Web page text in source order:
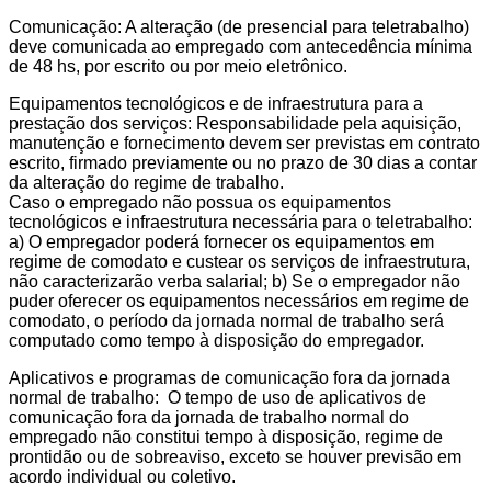
Comunicação: A alteração (de presencial para teletrabalho)
deve comunicada ao empregado com antecedência mínima
de 48 hs, por escrito ou por meio eletrônico.
Equipamentos tecnológicos e de infraestrutura para a
prestação dos serviços: Responsabilidade pela aquisição,
manutenção e fornecimento devem ser previstas em contrato
escrito, firmado previamente ou no prazo de 30 dias a contar
da alteração do regime de trabalho.
Caso o empregado não possua os equipamentos
tecnológicos e infraestrutura necessária para o teletrabalho:
a) O empregador poderá fornecer os equipamentos em
regime de comodato e custear os serviços de infraestrutura,
não caracterizarão verba salarial; b) Se o empregador não
puder oferecer os equipamentos necessários em regime de
comodato, o período da jornada normal de trabalho será
computado como tempo à disposição do empregador.
Aplicativos e programas de comunicação fora da jornada
normal de trabalho: O tempo de uso de aplicativos de
comunicação fora da jornada de trabalho normal do
empregado não constitui tempo à disposição, regime de
prontidão ou de sobreaviso, exceto se houver previsão em
acordo individual ou coletivo.